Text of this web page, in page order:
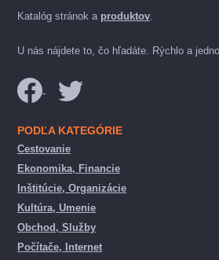
Katalóg stránok a produktov.
U nás nájdete to, čo hľadáte. Rýchlo a
PODĽA KATEGÓRIE
Cestovanie
Ekonomika, Financie
Inštitúcie, Organizácie
Kultúra, Umenie
Obchod, Služby
Počítače, Internet